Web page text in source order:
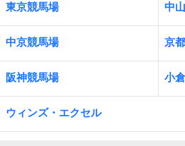
東京競馬場 中
中京競馬場 京
阪神競馬場 小
ウィンズ・エクセル